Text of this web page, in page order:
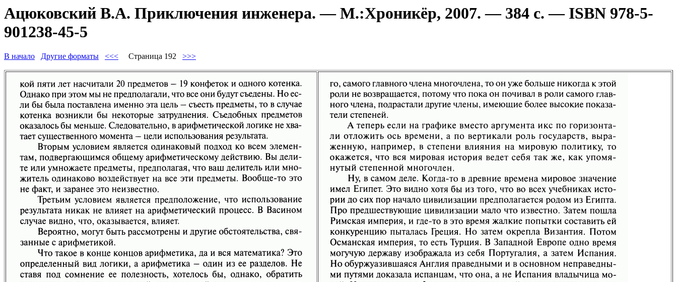
Ацюковский В.А. Приключения инженера. — М.:Хроникёр, 2007. — 384 с. — ISBN 978-5-
901238-45-5
В начало Другие форматы <<< Страница 192 >>>